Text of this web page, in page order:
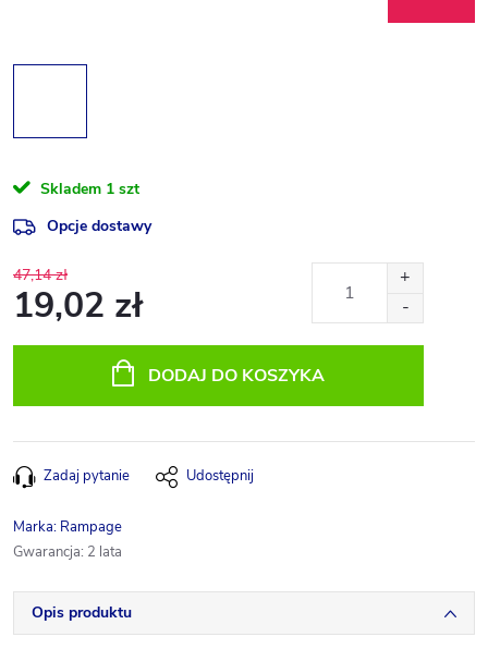
Skladem 1 szt
Opcje dostawy
47,14 zł
19,02 zł
DODAJ DO KOSZYKA
Zadaj pytanie Udostępnij
Marka: Rampage
Gwarancja: 2 lata
Opis produktu